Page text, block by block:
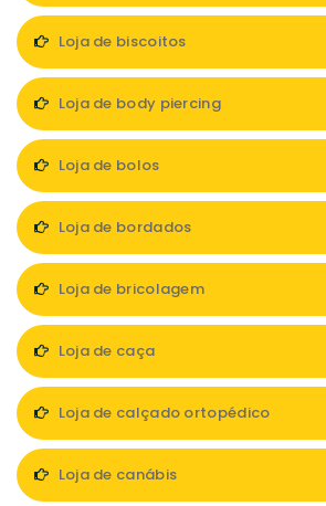
Loja de biscoitos
Loja de body piercing
Loja de bolos
Loja de bordados
Loja de bricolagem
Loja de caça
Loja de calçado ortopédico
Loja de canábis